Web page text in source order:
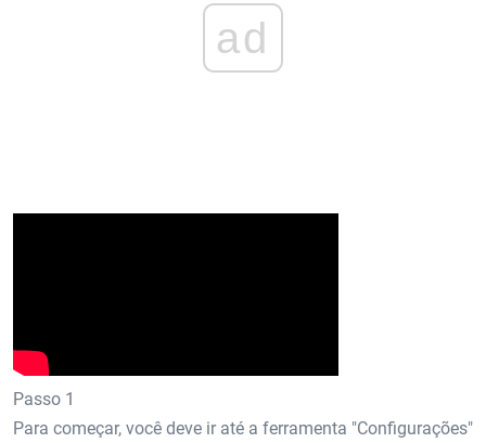
ad
Passo 1
Para começar, você deve ir até a ferramenta "Configurações"